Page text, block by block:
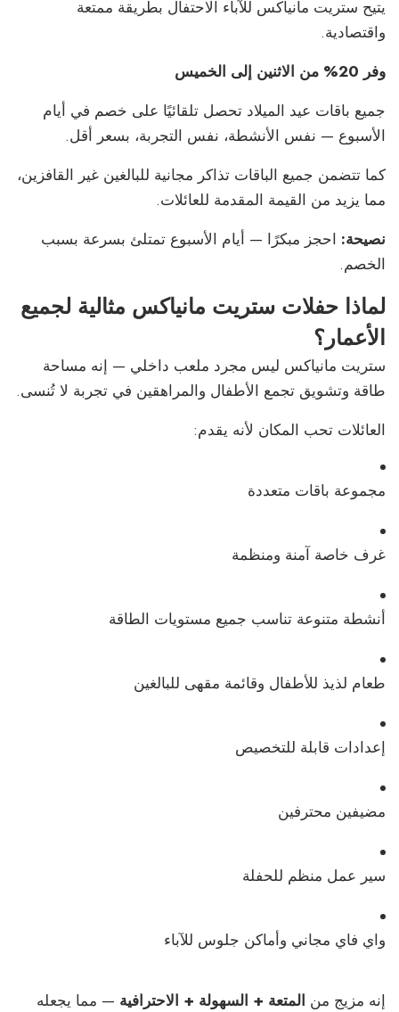
يتيح ستريت مانياكس للآباء الاحتفال بطريقة ممتعة
واقتصادية.
وفر 20% من الاثنين إلى الخميس
جميع باقات عيد الميلاد تحصل تلقائيًا على خصم في أيام
الأسبوع — نفس الأنشطة، نفس التجربة، بسعر أقل.
كما تتضمن جميع الباقات تذاكر مجانية للبالغين غير القافزين،
مما يزيد من القيمة المقدمة للعائلات.
نصيحة: احجز مبكرًا — أيام الأسبوع تمتلئ بسرعة بسبب
الخصم.
لماذا حفلات ستريت مانياكس مثالية لجميع
الأعمار؟
ستريت مانياكس ليس مجرد ملعب داخلي — إنه مساحة
طاقة وتشويق تجمع الأطفال والمراهقين في تجربة لا تُنسى.
العائلات تحب المكان لأنه يقدم:
مجموعة باقات متعددة
غرف خاصة آمنة ومنظمة
أنشطة متنوعة تناسب جميع مستويات الطاقة
طعام لذيذ للأطفال وقائمة مقهى للبالغين
إعدادات قابلة للتخصيص
مضيفين محترفين
سير عمل منظم للحفلة
واي فاي مجاني وأماكن جلوس للآباء
إنه مزيج من المتعة + السهولة + الاحترافية — مما يجعله